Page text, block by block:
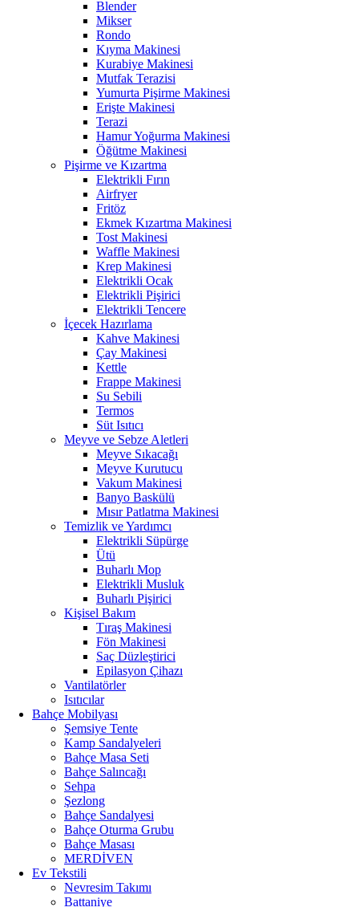
Blender
Mikser
Rondo
Kıyma Makinesi
Kurabiye Makinesi
Mutfak Terazisi
Yumurta Pişirme Makinesi
Erişte Makinesi
Terazi
Hamur Yoğurma Makinesi
Öğütme Makinesi
Pişirme ve Kızartma
Elektrikli Fırın
Airfryer
Fritöz
Ekmek Kızartma Makinesi
Tost Makinesi
Waffle Makinesi
Krep Makinesi
Elektrikli Ocak
Elektrikli Pişirici
Elektrikli Tencere
İçecek Hazırlama
Kahve Makinesi
Çay Makinesi
Kettle
Frappe Makinesi
Su Sebili
Termos
Süt Isıtıcı
Meyve ve Sebze Aletleri
Meyve Sıkacağı
Meyve Kurutucu
Vakum Makinesi
Banyo Baskülü
Mısır Patlatma Makinesi
Temizlik ve Yardımcı
Elektrikli Süpürge
Ütü
Buharlı Mop
Elektrikli Musluk
Buharlı Pişirici
Kişisel Bakım
Tıraş Makinesi
Fön Makinesi
Saç Düzleştirici
Epilasyon Çihazı
Vantilatörler
Isıtıcılar
Bahçe Mobilyası
Şemsiye Tente
Kamp Sandalyeleri
Bahçe Masa Seti
Bahçe Salıncağı
Sehpa
Şezlong
Bahçe Sandalyesi
Bahçe Oturma Grubu
Bahçe Masası
MERDİVEN
Ev Tekstili
Nevresim Takımı
Battaniye